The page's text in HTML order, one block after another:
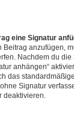
eine Signatur
Beitrag anzufügen,
Nachdem du
anhängen“
das
Signatur
deaktivieren.